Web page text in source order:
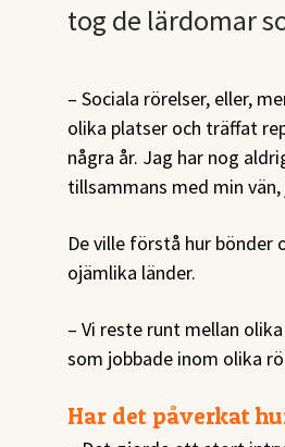
tog de lärdomar
– Sociala rörelser, eller,
olika platser och träffat
några år. Jag har nog
tillsammans med min
De ville förstå hur bönder
ojämlika länder.
– Vi reste runt mellan
som jobbade inom olika
Har det påverkat